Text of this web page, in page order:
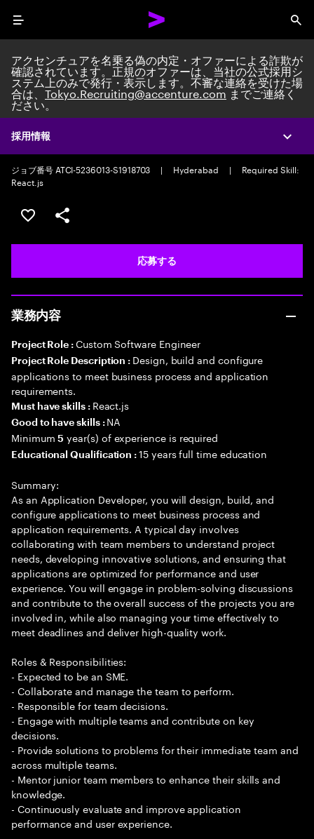
Menu
採用情報
アクセンチュアを名乗る偽の内定・オファーによる詐欺が
確認されています。正規のオファーは、当社の公式採用シ
ステム上のみで発行・表示します。不審な連絡を受けた場
合は、Tokyo.Recruiting@accenture.comまでご連絡く
ださい。
Custom Software Engineer
Packaged Application Development Team Lead/Consultant
Full time
ジョブ番号 ATCI-5236013-S1918703
| Hyderabad |
Required Skill:
React.js
ポジションを保存する 【首都圏エリア】契約社員（給
シェア
応募する
業務内容
Project Role : Custom Software Engineer
Project Role Description : Design, build and configure
applications to meet business process and application
requirements.
Must have skills : React.js
Good to have skills : NA
Minimum5 year(s) of experience is required
Educational Qualification :15 years full time education
Summary:
As an Application Developer, you will design, build, and
configure applications to meet business process and
application requirements. A typical day involves
collaborating with team members to understand project
needs, developing innovative solutions, and ensuring that
applications are optimized for performance and user
experience. You will engage in problem-solving discussions
and contribute to the overall success of the projects you are
involved in, while also managing your time effectively to
meet deadlines and deliver high-quality work.
Roles & Responsibilities:
- Expected to be an SME.
- Collaborate and manage the team to perform.
- Responsible for team decisions.
- Engage with multiple teams and contribute on key
decisions.
- Provide solutions to problems for their immediate team and
across multiple teams.
- Mentor junior team members to enhance their skills and
knowledge.
- Continuously evaluate and improve application
performance and user experience.